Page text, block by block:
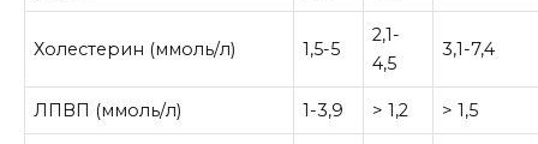
Холестерин (ммоль/л) 1,5-5
2,1-
4,5
3,1-7,4
ЛПВП (ммоль/л) 1-3,9 > 1,2 > 1,5